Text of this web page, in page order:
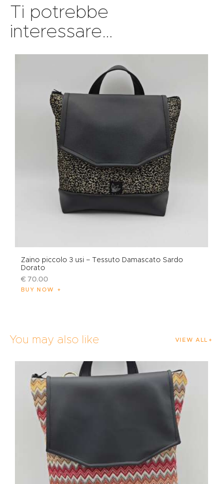
Ti potrebbe
interessare…
Zaino piccolo 3 usi – Tessuto Damascato Sardo
Dorato
€ 70.00
BUY NOW
You may also like VIEW ALL